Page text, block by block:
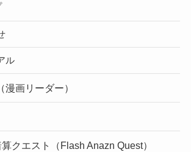
ル
画リーダー）
クエスト（Flash Anazn Quest）